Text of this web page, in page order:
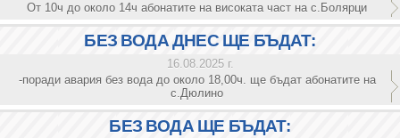
От 10ч до около 14ч абонатите на високата част на с.Болярци
БЕЗ ВОДА ДНЕС ЩЕ БЪДАТ:
16.08.2025 г.
-поради авария без вода до около 18,00ч. ще бъдат абонатите на
с.Дюлино
БЕЗ ВОДА ЩЕ БЪДАТ: